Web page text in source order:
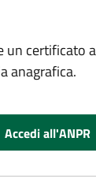
un certificato
anagrafica.
Accedi all'ANPR